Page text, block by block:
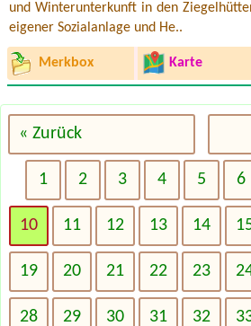
und Winterunterkunft in den
eigener Sozialanlage und He..
Merkbox Karte
« Zurück
1 2 3 4 5 6
10 11 12 13 14
19 20 21 22 23
28 29 30 31 32